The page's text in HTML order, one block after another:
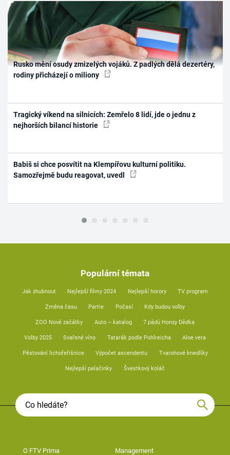
Rusko mění osudy zmizelých vojáků. Z padlých dělá dezertéry,
rodiny přicházejí o miliony
Tragický víkend na silnicích: Zemřelo 8 lidí, jde o jednu z
nejhorších bilancí historie
Babiš si chce posvítit na Klempířovu kulturní politiku.
Samozřejmě budu reagovat, uvedl
Populární témata
Jak zhubnout Nejlepší filmy 2024 Nejlepší horory TV program
Změna času Partie Počasí Kdy budou volby
ZOO Nové začátky Auto – katalog 7 pádů Honzy Dědka
Volby 2025 Svařené víno Tatarák podle Pohlreicha Aloe vera
Pěstování lichořeřišnice Výpočet ascendentu Tvarohové knedlíky
Nejlepší palačinky Švestkový koláč
O FTV Prima Management